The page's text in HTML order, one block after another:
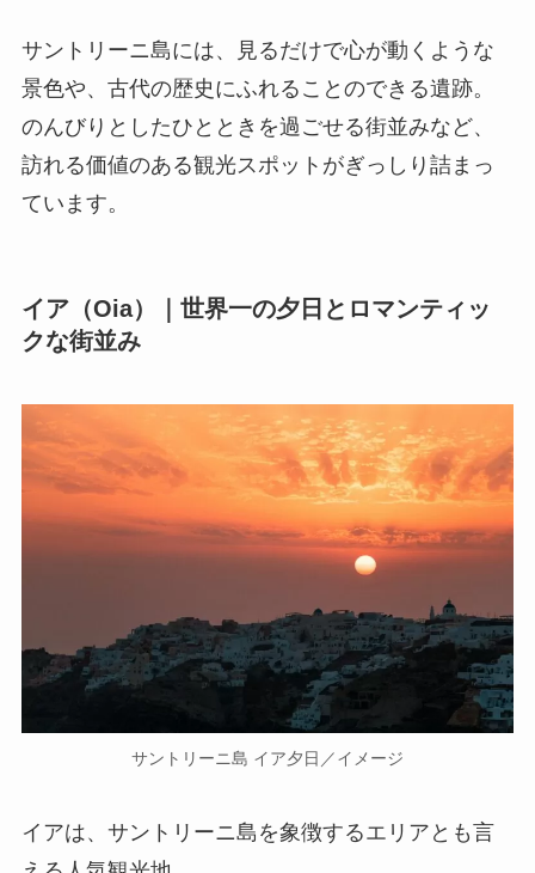
サントリーニ島には、見るだけで心が動くような
景色や、古代の歴史にふれることのできる遺跡。
のんびりとしたひとときを過ごせる街並みなど、
訪れる価値のある観光スポットがぎっしり詰まっ
ています。
イア（Oia）｜世界一の夕日とロマンティッ
クな街並み
サントリーニ島 イア夕日／イメージ
イアは、サントリーニ島を象徴するエリアとも言